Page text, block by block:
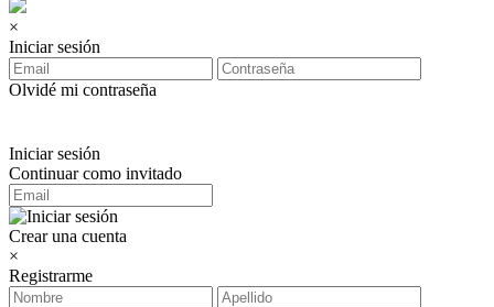
×
Iniciar sesión
Olvidé mi contraseña
Iniciar sesión
Continuar como invitado
Crear una cuenta
×
Registrarme